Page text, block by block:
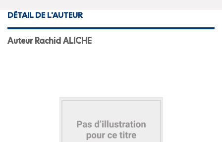
DÉTAIL DE L'AUTEUR
Auteur Rachid ALICHE